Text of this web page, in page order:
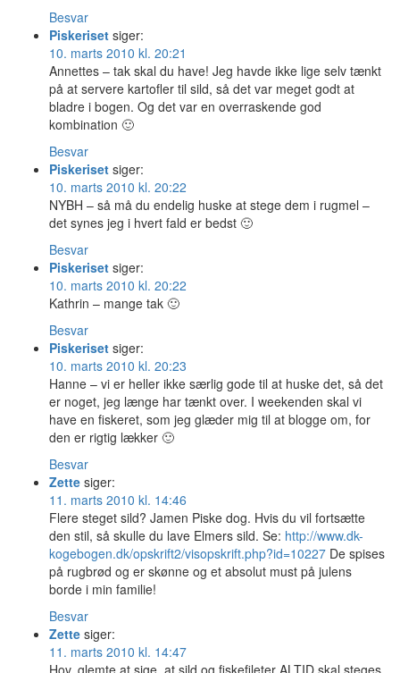
Besvar
Piskeriset siger:
10. marts 2010 kl. 20:21
Annettes – tak skal du have! Jeg havde ikke lige selv tænkt
på at servere kartofler til sild, så det var meget godt at
bladre i bogen. Og det var en overraskende god
kombination 🙂
Besvar
Piskeriset siger:
10. marts 2010 kl. 20:22
NYBH – så må du endelig huske at stege dem i rugmel –
det synes jeg i hvert fald er bedst 🙂
Besvar
Piskeriset siger:
10. marts 2010 kl. 20:22
Kathrin – mange tak 🙂
Besvar
Piskeriset siger:
10. marts 2010 kl. 20:23
Hanne – vi er heller ikke særlig gode til at huske det, så det
er noget, jeg længe har tænkt over. I weekenden skal vi
have en fiskeret, som jeg glæder mig til at blogge om, for
den er rigtig lækker 🙂
Besvar
Zette siger:
11. marts 2010 kl. 14:46
Flere steget sild? Jamen Piske dog. Hvis du vil fortsætte
den stil, så skulle du lave Elmers sild. Se: http://www.dk-
kogebogen.dk/opskrift2/visopskrift.php?id=10227 De spises
på rugbrød og er skønne og et absolut must på julens
borde i min familie!
Besvar
Zette siger:
11. marts 2010 kl. 14:47
Hov, glemte at sige, at sild og fiskefileter ALTID skal steges